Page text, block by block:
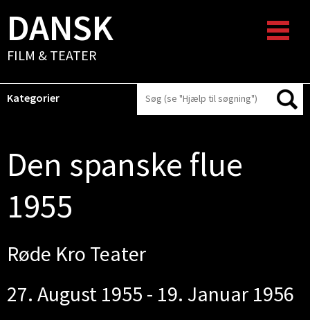
DANSK
FILM & TEATER
Kategorier
Den spanske flue
1955
Røde Kro Teater
27. August 1955 - 19. Januar 1956